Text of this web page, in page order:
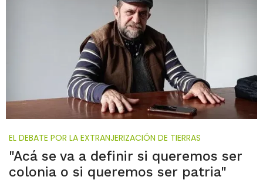
EL DEBATE POR LA EXTRANJERIZACIÓN DE TIERRAS
"Acá se va a definir si queremos ser
colonia o si queremos ser patria"